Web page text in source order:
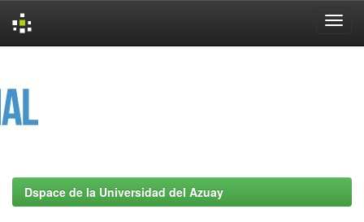
Dspace de la Universidad del Azuay